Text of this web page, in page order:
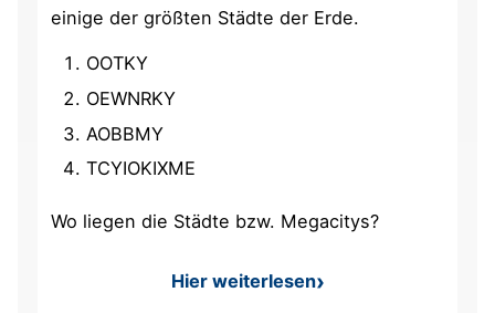
einige der größten Städte der Erde.
OOTKY
OEWNRKY
AOBBMY
TCYIOKIXME
Wo liegen die Städte bzw. Megacitys?
Hier weiterlesen: Größte Städte der Erde